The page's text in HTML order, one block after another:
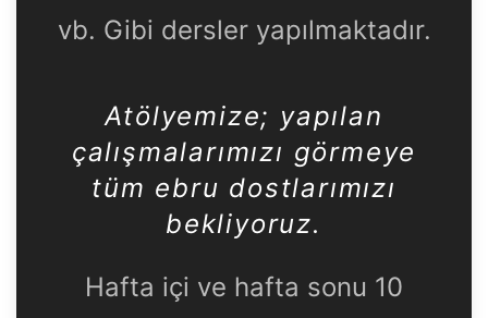
vb. Gibi dersler yapılmaktadır.
Atölyemize; yapılan
çalışmalarımızı görmeye
tüm ebru dostlarımızı
bekliyoruz.
Hafta içi ve hafta sonu 10